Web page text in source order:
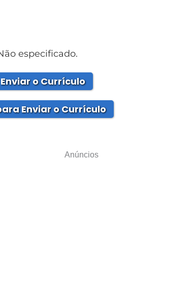
especificado.
o Currículo
Enviar o Currículo
Anúncios